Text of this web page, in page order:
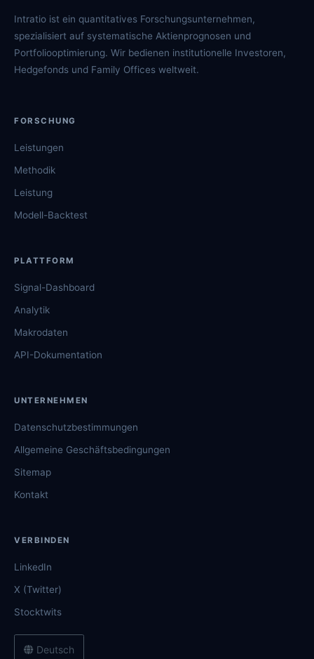
Intratio ist ein quantitatives Forschungsunternehmen,
spezialisiert auf systematische Aktienprognosen und
Portfoliooptimierung. Wir bedienen institutionelle Investoren,
Hedgefonds und Family Offices weltweit.
FORSCHUNG
Leistungen
Methodik
Leistung
Modell-Backtest
PLATTFORM
Signal-Dashboard
Analytik
Makrodaten
API-Dokumentation
UNTERNEHMEN
Datenschutzbestimmungen
Allgemeine Geschäftsbedingungen
Sitemap
Kontakt
VERBINDEN
LinkedIn
X (Twitter)
Stocktwits
Deutsch